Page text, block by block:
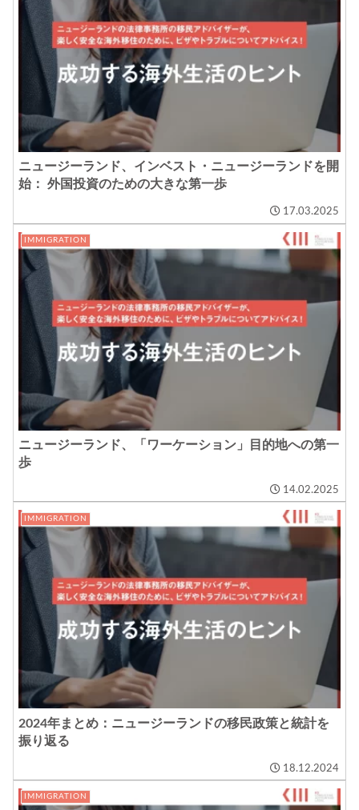
ニュージーランド、インベスト・ニュージーランドを開
始： 外国投資のための大きな第一歩
17.03.2025
IMMIGRATION
ニュージーランド、「ワーケーション」目的地への第一
歩
14.02.2025
IMMIGRATION
2024年まとめ：ニュージーランドの移民政策と統計を
振り返る
18.12.2024
IMMIGRATION